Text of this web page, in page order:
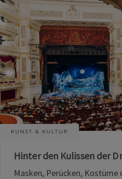
KUNST & KULTUR
Hinter den Kulissen der
Masken, Perücken, Kostüme